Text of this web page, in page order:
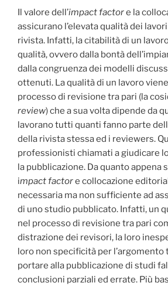
Il valore dell’impact factore la
assicurano l’elevata qualità dei
rivista. Infatti, la citabilità di un
qualità, ovvero dalla bontà
dalla congruenza dei modelli
ottenuti. La qualità di un lavoro
processo di revisione tra pari (la
review) che a sua volta dipende da
lavorano tutti quanti fanno parte
della rivista stessa ed i reviewers.
professionisti chiamati a giudicare
la pubblicazione. Da quanto appena
impact factore collocazione
necessaria ma non sufficiente ad
di uno studio pubblicato. Infatti, un
nel processo di revisione tra pari
distrazione dei revisori, la loro
loro non specificità per
portare alla pubblicazione di studi
conclusioni parziali ed errate. Più